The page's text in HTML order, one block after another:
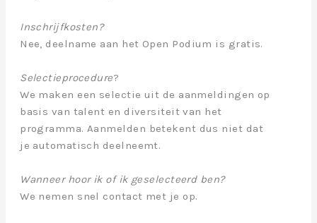
Inschrijfkosten?
Nee, deelname aan het Open Podium is gratis.
Selectieprocedure?
We maken een selectie uit de aanmeldingen op
basis van talent en diversiteit van het
programma. Aanmelden betekent dus niet dat
je automatisch deelneemt.
Wanneer hoor ik of ik geselecteerd ben?
We nemen snel contact met je op.